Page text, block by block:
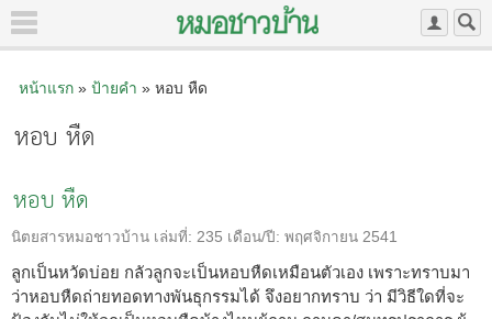
หน้าแรก» ป้ายคำ » หอบ หืด
หอบ หืด
หอบ หืด
นิตยสารหมอชาวบ้าน เล่มที่: 235 เดือน/ปี: พฤศจิกายน 2541
ลูกเป็นหวัดบ่อย กลัวลูกจะเป็นหอบหืดเหมือนตัวเอง เพราะทราบมา
ว่าหอบหืดถ่ายทอดทางพันธุกรรมได้ จึงอยากทราบ ว่า มีวิธีใดที่จะ